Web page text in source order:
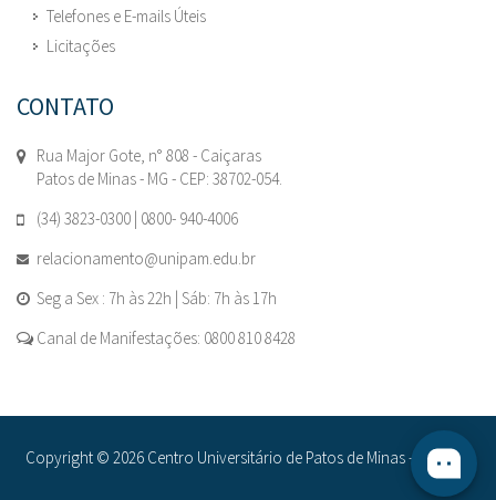
Telefones e E-mails Úteis
Licitações
CONTATO
Rua Major Gote, n° 808 - Caiçaras
Patos de Minas - MG - CEP: 38702-054.
(34) 3823-0300 | 0800- 940-4006
relacionamento@unipam.edu.br
Seg a Sex : 7h às 22h | Sáb: 7h às 17h
Canal de Manifestações: 0800 810 8428
Copyright © 2026 Centro Universitário de Patos de Minas - UNIPAM.